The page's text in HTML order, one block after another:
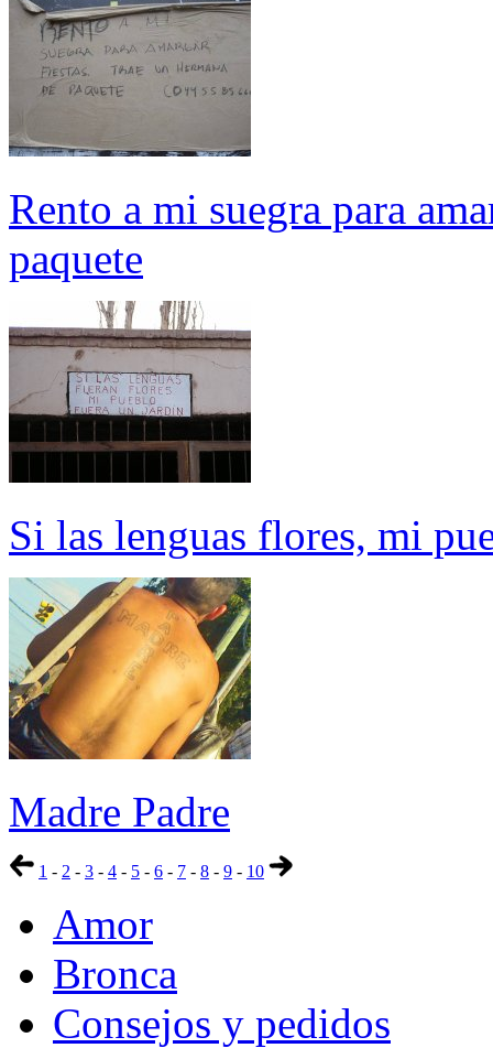
Rento a mi suegra para
paquete
Si las lenguas flores, mi
Madre Padre
1 - 2 - 3 - 4 - 5 - 6 - 7 - 8 - 9 - 10
Amor
Bronca
Consejos y pedidos